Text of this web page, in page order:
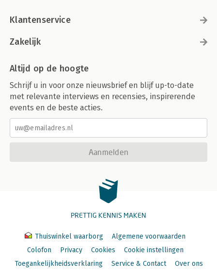
Klantenservice
Zakelijk
Altijd op de hoogte
Schrijf u in voor onze nieuwsbrief en blijf up-to-date
met relevante interviews en recensies, inspirerende
events en de beste acties.
Aanmelden
PRETTIG KENNIS MAKEN
Thuiswinkel waarborg
Algemene voorwaarden
Colofon
Privacy Cookies
Cookie instellingen
Toegankelijkheidsverklaring
Service & Contact Over ons